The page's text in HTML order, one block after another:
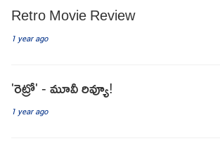
Retro Movie Review
1 year ago
'రెట్రో' - మూవీ రివ్యూ!
1 year ago